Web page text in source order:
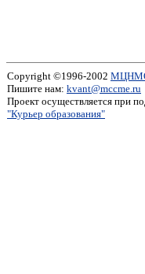
Copyright ©1996-2002
Пишите нам: kvant@mccme.ru
Проект осуществляется при
"Курьер образования"